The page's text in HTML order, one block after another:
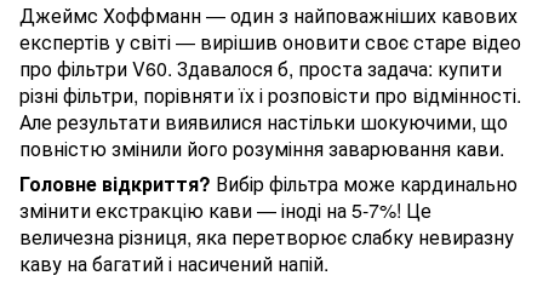
Джеймс Хоффманн — один з найповажніших кавових
експертів у світі — вирішив оновити своє старе відео
про фільтри V60. Здавалося б, проста задача: купити
різні фільтри, порівняти їх і розповісти про відмінності.
Але результати виявилися настільки шокуючими, що
повністю змінили його розуміння заварювання кави.
Головне відкриття? Вибір фільтра може кардинально
змінити екстракцію кави — іноді на 5-7%! Це
величезна різниця, яка перетворює слабку невиразну
каву на багатий і насичений напій.